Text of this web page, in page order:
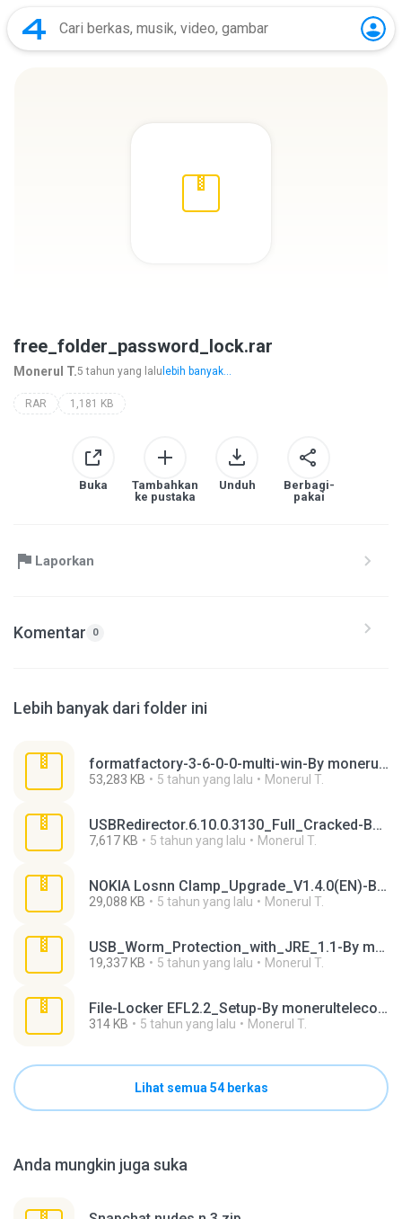
free_folder_password_lock.rar
Monerul T.5 tahun yang lalu lebih banyak...
RAR 1,181 KB
Buka
Tambahkan
ke pustaka
Unduh
Berbagi-
pakai
Laporkan
Komentar 0
Lebih banyak dari folder ini
formatfactory-3-6-0-0-multi-win-By monerultelecom.rar
53,283 KB 5 tahun yang lalu Monerul T.
USBRedirector.6.10.0.3130_Full_Cracked-By monerultelecom.rar
7,617 KB 5 tahun yang lalu Monerul T.
NOKIA Losnn Clamp_Upgrade_V1.4.0(EN)-By monerultelecom.rar
29,088 KB 5 tahun yang lalu Monerul T.
USB_Worm_Protection_with_JRE_1.1-By monerultelecom.rar
19,337 KB 5 tahun yang lalu Monerul T.
File-Locker EFL2.2_Setup-By monerultelecom.rar
314 KB 5 tahun yang lalu Monerul T.
Lihat semua 54 berkas
Anda mungkin juga suka